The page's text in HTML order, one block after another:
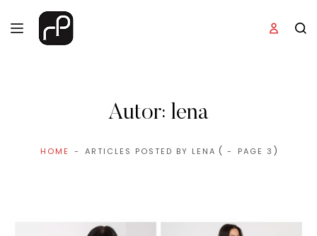
Autor: lena
HOME ARTICLES POSTED BY LENA ( PAGE 3 )